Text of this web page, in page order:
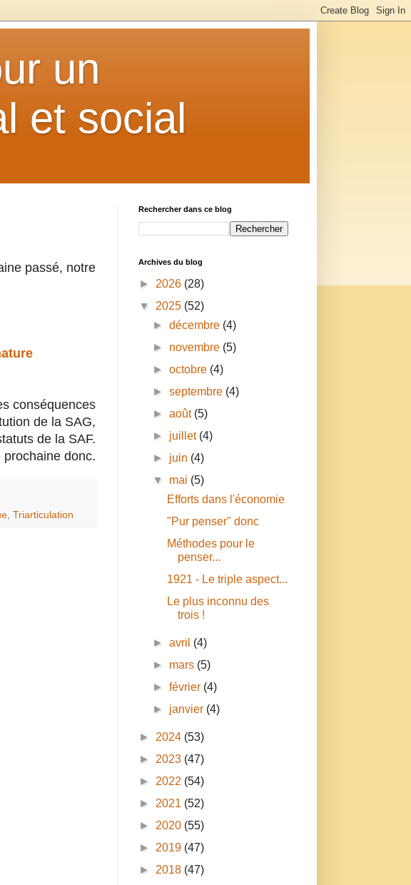
un
et social
passé, notre
conséquences
de la SAG,
de la SAF.
prochaine donc.
Triarticulation
Rechercher dans ce blog
Archives du blog
► 2026 (28)
▼ 2025 (52)
►décembre (4)
► novembre (5)
►octobre (4)
►septembre (4)
►août (5)
► juillet (4)
► juin (4)
▼ mai (5)
Efforts dans l'économie
"Pur penser" donc
Méthodes pour le
penser...
1921 - Le triple aspect...
Le plus inconnu des
trois !
►avril (4)
► mars (5)
►février (4)
► janvier (4)
► 2024 (53)
► 2023 (47)
► 2022 (54)
► 2021 (52)
► 2020 (55)
► 2019 (47)
► 2018 (47)